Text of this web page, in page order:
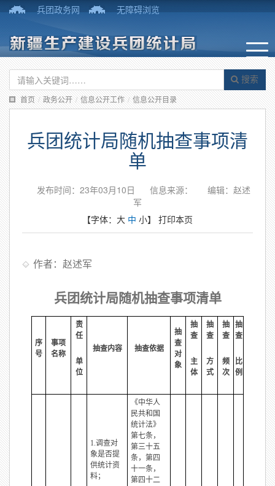
兵团政务网 无障碍浏览
搜索
首页 / 政务公开 / 信息公开工作 / 信息公开目录
兵团统计局随机抽查事项清
单
发布时间：23年03月10日 信息来源：
编辑：赵述
军
【字体： 大 中 小】 打印本页
作者：赵述军
兵团统计局随机抽查事项清单
序
号
事项
名称
责
任
单
位
抽查内容 抽查依据
抽
查
对
象
抽
查
主
体
抽
查
方
式
抽
查
频
次
抽
查
比
例
1.调查对
象是否提
供统计资
料；
《中华人
民共和国
统计法》
第七条，
第三十五
条，第四
十一条，
第四十二